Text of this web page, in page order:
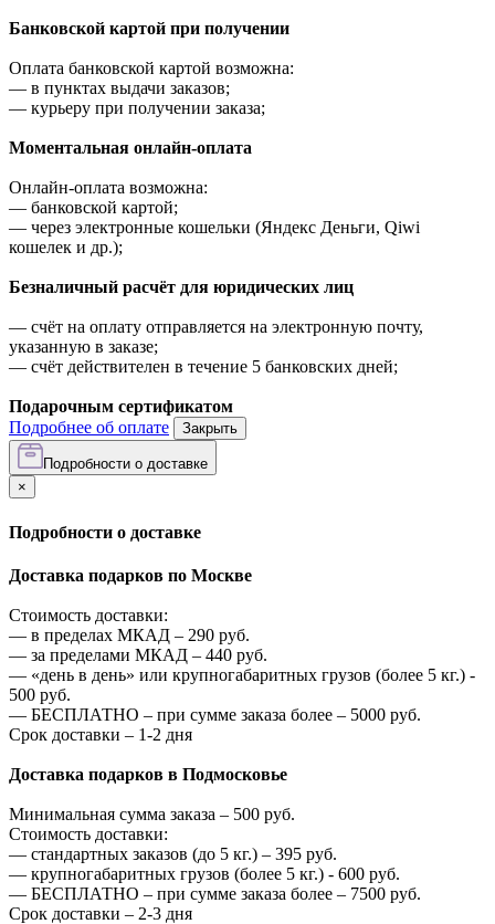
Банковской картой при получении
Оплата банковской картой возможна:
— в пунктах выдачи заказов;
— курьеру при получении заказа;
Моментальная онлайн-оплата
Онлайн-оплата возможна:
— банковской картой;
— через электронные кошельки (Яндекс Деньги, Qiwi
кошелек и др.);
Безналичный расчёт для юридических лиц
— счёт на оплату отправляется на электронную почту,
указанную в заказе;
— счёт действителен в течение 5 банковских дней;
Подарочным сертификатом
Подробнее об оплате
Закрыть
Подробности о доставке
×
Подробности о доставке
Доставка подарков по Москве
Стоимость доставки:
— в пределах МКАД – 290 руб.
— за пределами МКАД – 440 руб.
— «день в день» или крупногабаритных грузов (более 5 кг.) -
500 руб.
— БЕСПЛАТНО – при сумме заказа более – 5000 руб.
Срок доставки – 1-2 дня
Доставка подарков в Подмосковье
Минимальная сумма заказа – 500 руб.
Стоимость доставки:
— стандартных заказов (до 5 кг.) – 395 руб.
— крупногабаритных грузов (более 5 кг.) - 600 руб.
— БЕСПЛАТНО – при сумме заказа более – 7500 руб.
Срок доставки – 2-3 дня